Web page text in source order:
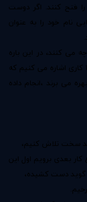
فتح کنند. اگر دوست
نام خود را به عنوان
می کنند، در این باره
است که این افراد قبلاً چه کرده اند.در این مطلب به ۱۰ کاری اشاره می کنیم که
می برند ،انجام داده
سخت تلاش کنیم،
کار بعدی برویم اول این
گوید دست کشیده،